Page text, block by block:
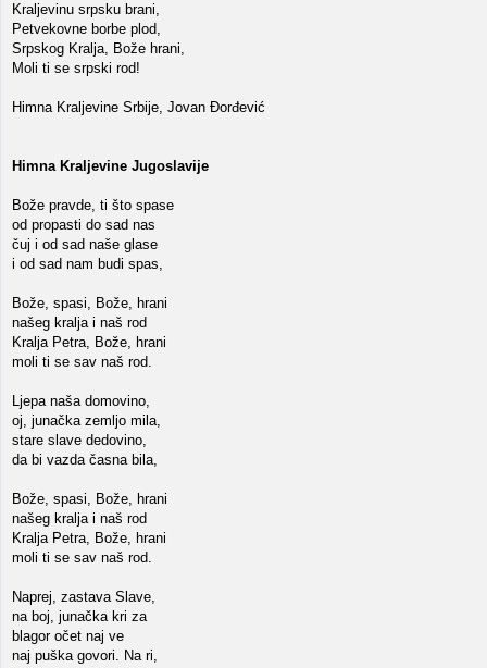
Kraljevinu srpsku brani,
Petvekovne borbe plod,
Srpskog Kralja, Bože hrani,
Moli ti se srpski rod!
Himna Kraljevine Srbije, Jovan Đorđević
Himna Kraljevine Jugoslavije
Bože pravde, ti što spase
od propasti do sad nas
čuj i od sad naše glase
i od sad nam budi spas,
Bože, spasi, Bože, hrani
našeg kralja i naš rod
Kralja Petra, Bože, hrani
moli ti se sav naš rod.
Ljepa naša domovino,
oj, junačka zemljo mila,
stare slave dedovino,
da bi vazda časna bila,
Bože, spasi, Bože, hrani
našeg kralja i naš rod
Kralja Petra, Bože, hrani
moli ti se sav naš rod.
Naprej, zastava Slave,
na boj, junačka kri za
blagor očet naj ve
naj puška govori. Na ri,